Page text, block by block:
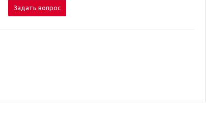
Задать вопрос